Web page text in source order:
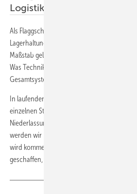
möglich.
Logistik“
Als Flaggschiff sowohl was Prozesse als auch
Lagerhaltung betrifft, hat die Reisser-
Maßstab gelegt. „Wir sind in die Oberklasse
Was Technik und Prozesse angeht, sind wir
Gesamtsystem gibt es nur wenige Male in
In laufenden Projekten geht es nun um die
einzelnen Standorte und die Optimierung der
Niederlassungen. Buck: „Wir sind auf einem
werden wir noch steigern. Der nächste
wird kommen. Wir haben die
geschaffen, um weiter zu wachsen.“ ■